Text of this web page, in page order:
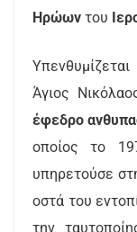
Ηρώων του
Άγιος
έφεδρο
οποίος το
υπηρετούσε
οστά του
την